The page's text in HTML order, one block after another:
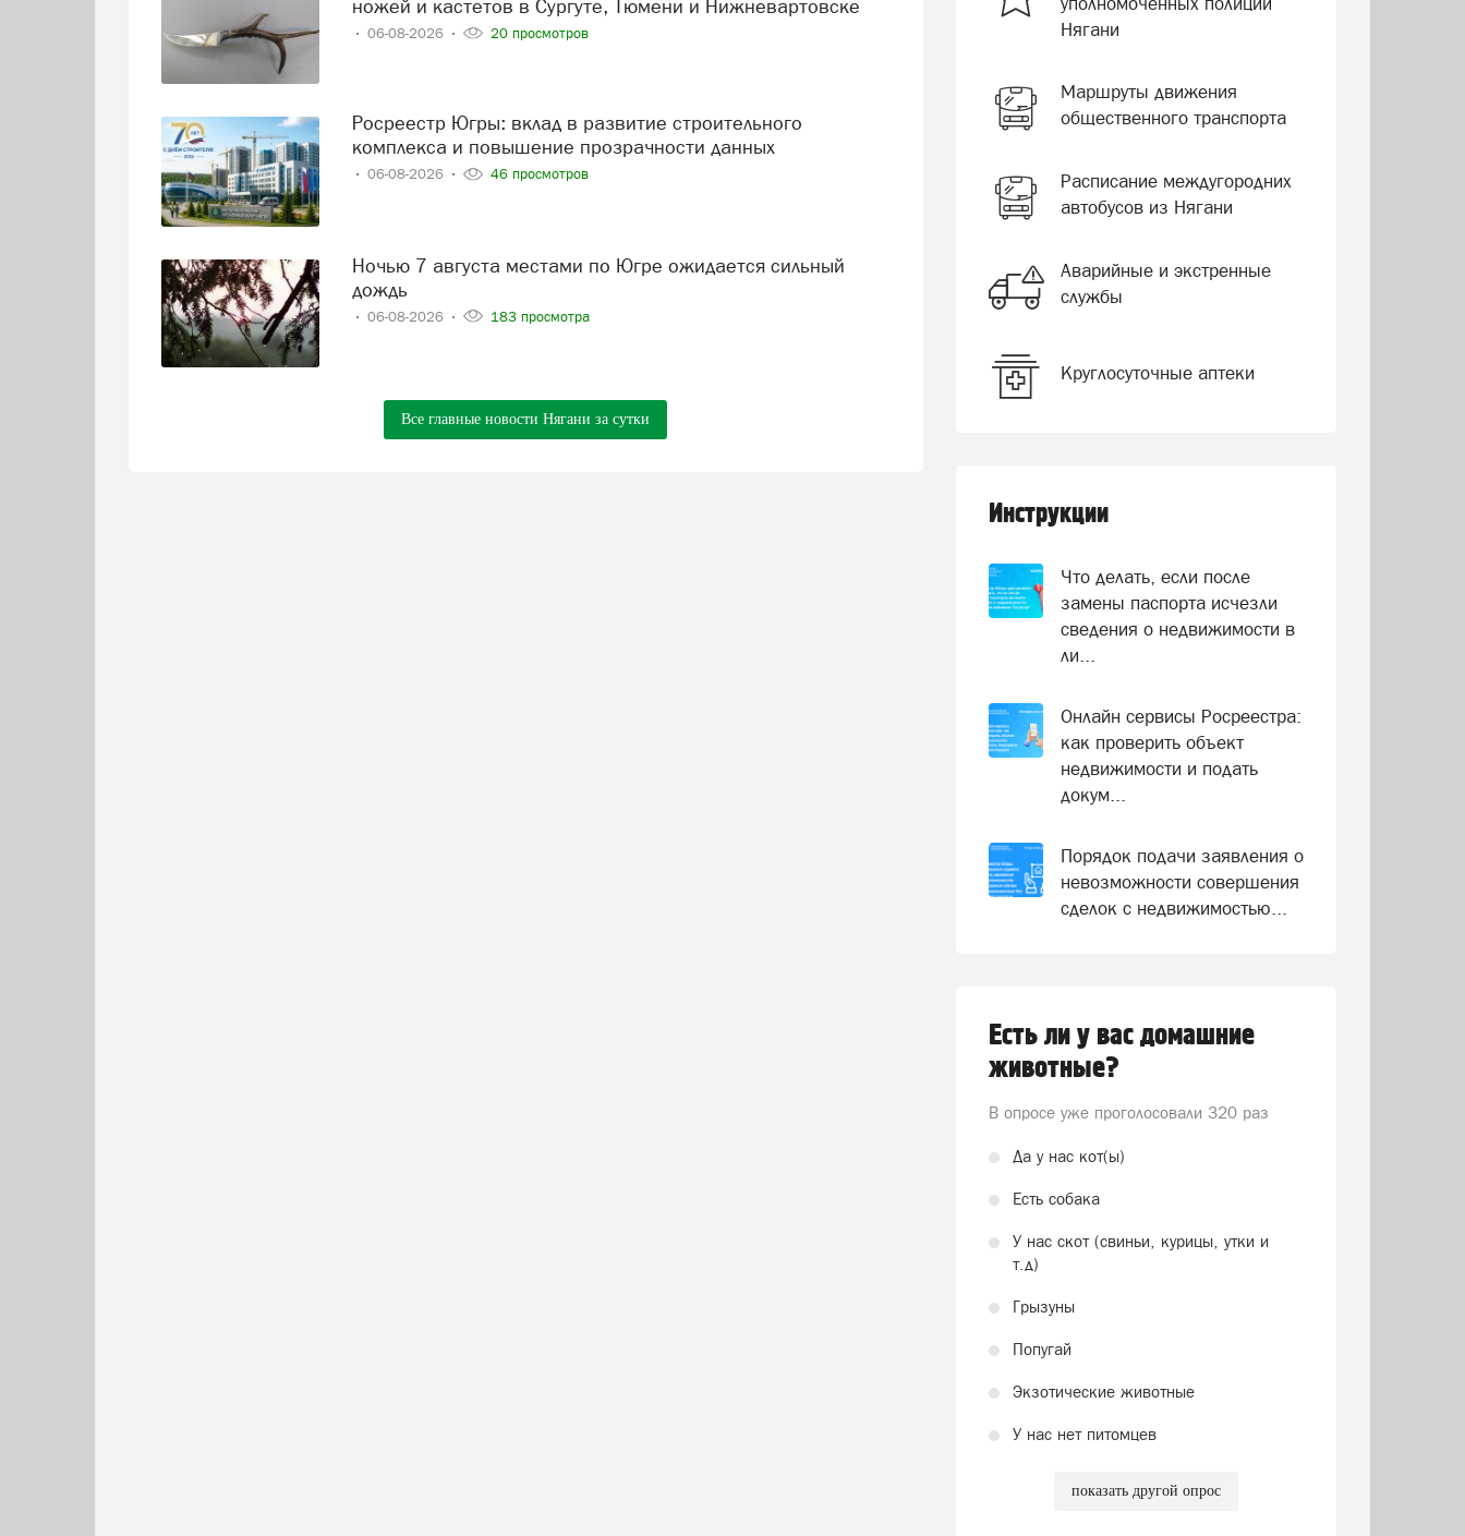
ножей и кастетов в Сургуте, Тюмени и Нижневартовске
06-08-2026 20 просмотров
Росреестр Югры: вклад в развитие строительного
комплекса и повышение прозрачности данных
06-08-2026 46 просмотров
Ночью 7 августа местами по Югре ожидается сильный
дождь
06-08-2026 183 просмотра
Все главные новости Нягани за сутки
Нягани
Маршруты движения
общественного транспорта
Расписание междугородних
автобусов из Нягани
Аварийные и экстренные
службы
Круглосуточные аптеки
Инструкции
Что делать, если после
замены паспорта исчезли
сведения о недвижимости в
ли...
Онлайн сервисы Росреестра:
как проверить объект
недвижимости и подать
докум...
Порядок подачи заявления о
невозможности совершения
сделок с недвижимостью...
Есть ли у вас домашние
животные?
В опросе уже проголосовали 320 раз
Да у нас кот(ы)
Есть собака
У нас скот (свиньи, курицы, утки и
т.д)
Грызуны
Попугай
Экзотические животные
У нас нет питомцев
показать другой опрос